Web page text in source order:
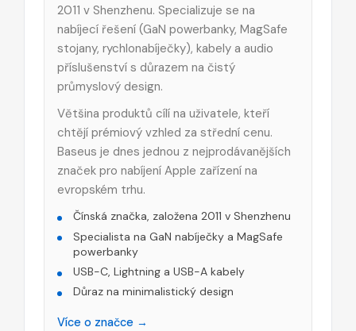
2011 v Shenzhenu. Specializuje se na
nabíjecí řešení (GaN powerbanky, MagSafe
stojany, rychlonabíječky), kabely a audio
příslušenství s důrazem na čistý
průmyslový design.
Většina produktů cílí na uživatele, kteří
chtějí prémiový vzhled za střední cenu.
Baseus je dnes jednou z nejprodávanějších
značek pro nabíjení Apple zařízení na
evropském trhu.
Čínská značka, založena 2011 v Shenzhenu
Specialista na GaN nabíječky a MagSafe
powerbanky
USB-C, Lightning a USB-A kabely
Důraz na minimalistický design
Více o značce →